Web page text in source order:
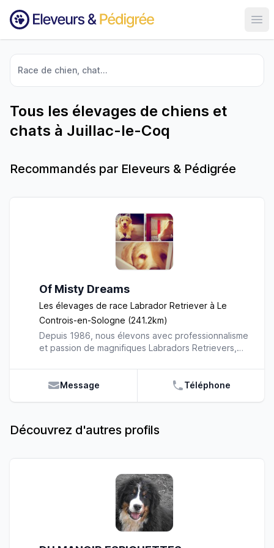
Race de chien, chat...
Tous les élevages de chiens et
chats à Juillac-le-Coq
Recommandés par Eleveurs & Pédigrée
Of Misty Dreams
Les élevages de race Labrador Retriever à Le
Controis-en-Sologne (241.2km)
Depuis 1986, nous élevons avec professionnalisme
et passion de magnifiques Labradors Retrievers,
Nous mettons notre expérience et notre
engagement au service de notre activité.
membres du Retriever Club de France. Soucieux
un cadre familial. Ils naissent au sein de notre
protecteur. Ce contact direct avec l’homme dès
leur naissance, les rends sociables et proches de
nous. Puis, ils partent rejoindre la nurserie avec de
leur mère. Nous mettons à leur disposition toutes
les installations nécessaires à leur bon
Message Téléphone
Découvrez d'autres profils